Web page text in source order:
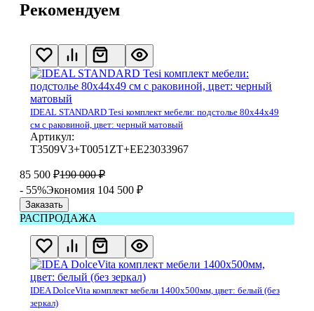
Рекомендуем
IDEAL STANDARD Tesi комплект мебели: подстолье 80x44x49
см с раковиной, цвет: черный матовый
Артикул:
T3509V3+T0051ZT+EE23033967
85 500 ₽190 000 ₽
- 55%Экономия 104 500 ₽
Заказать
РАСПРОДАЖА
IDEA DolceVita комплект мебели 1400x500мм, цвет: белый (без
зеркал)